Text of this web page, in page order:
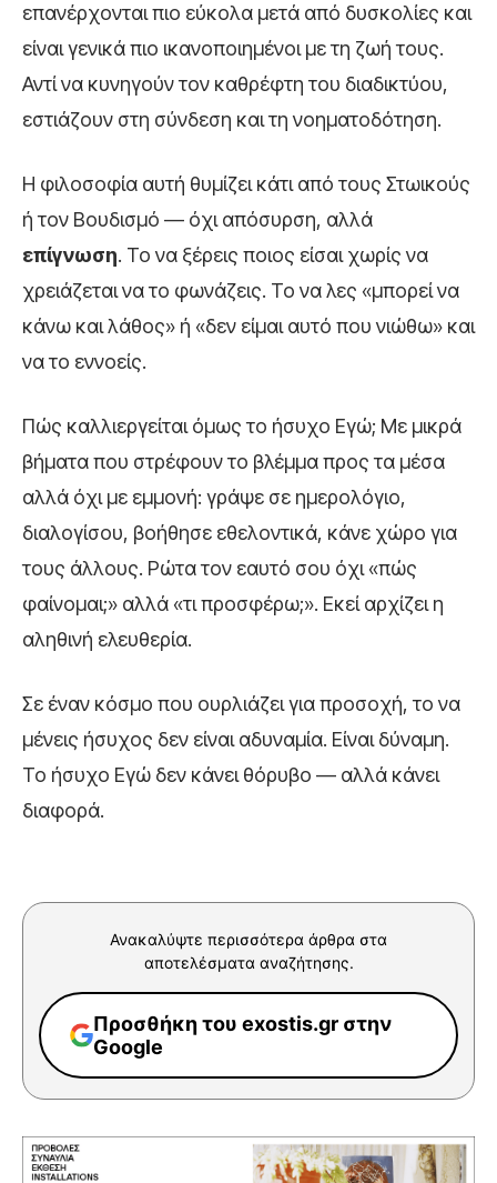
επανέρχονται πιο εύκολα μετά από δυσκολίες και
είναι γενικά πιο ικανοποιημένοι με τη ζωή τους.
Αντί να κυνηγούν τον καθρέφτη του διαδικτύου,
εστιάζουν στη σύνδεση και τη νοηματοδότηση.
Η φιλοσοφία αυτή θυμίζει κάτι από τους Στωικούς
ή τον Βουδισμό — όχι απόσυρση, αλλά
επίγνωση. Το να ξέρεις ποιος είσαι χωρίς να
χρειάζεται να το φωνάζεις. Το να λες «μπορεί να
κάνω και λάθος» ή «δεν είμαι αυτό που νιώθω» και
να το εννοείς.
Πώς καλλιεργείται όμως το ήσυχο Εγώ; Με μικρά
βήματα που στρέφουν το βλέμμα προς τα μέσα
αλλά όχι με εμμονή: γράψε σε ημερολόγιο,
διαλογίσου, βοήθησε εθελοντικά, κάνε χώρο για
τους άλλους. Ρώτα τον εαυτό σου όχι «πώς
φαίνομαι;» αλλά «τι προσφέρω;». Εκεί αρχίζει η
αληθινή ελευθερία.
Σε έναν κόσμο που ουρλιάζει για προσοχή, το να
μένεις ήσυχος δεν είναι αδυναμία. Είναι δύναμη.
Το ήσυχο Εγώ δεν κάνει θόρυβο — αλλά κάνει
διαφορά.
Ανακαλύψτε περισσότερα άρθρα στα
αποτελέσματα αναζήτησης.
Προσθήκη του exostis.gr στην
Google